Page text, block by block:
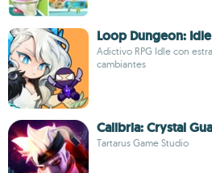
Loop Dungeon: Idle
Adictivo RPG Idle con
cambiantes
Calibria: Crystal
Tartarus Game Studio